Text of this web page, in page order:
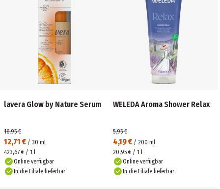
lavera Glow by Nature Serum
12,71 € / 30 ml
16,95 €
423,67 € / 1 l
Online verfügbar
In die Filiale lieferbar
WELEDA Aroma Shower Relax
4,19 € / 200 ml
5,95 €
20,95 € / 1 l
Online verfügbar
In die Filiale lieferbar